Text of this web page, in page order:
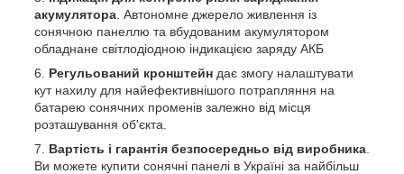
акумулятора . Автономне джерело живлення із
сонячною панеллю та вбудованим акумулятором
обладнане світлодіодною індикацією заряду АКБ
Регульований кронштейн дає змогу налаштувати
кут нахилу для найефективнішого потрапляння на
батарею сонячних променів залежно від місця
розташування об'єкта.
Вартість і гарантія безпосередньо від виробника
Ви можете купити сонячні панелі в Україні за найбільш